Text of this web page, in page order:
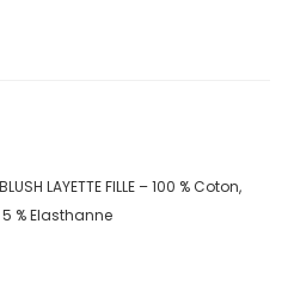
LAYETTE FILLE – 100 % Coton,
% Elasthanne